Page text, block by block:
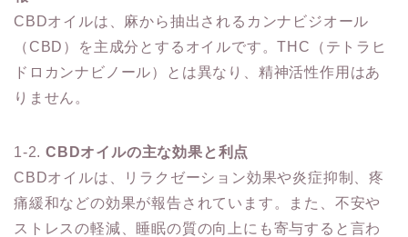
CBDオイルは、麻から抽出されるカンナビジオール
（CBD）を主成分とするオイルです。THC（テトラヒ
ドロカンナビノール）とは異なり、精神活性作用はあ
りません。
1-2. CBDオイルの主な効果と利点
CBDオイルは、リラクゼーション効果や炎症抑制、疼
痛緩和などの効果が報告されています。また、不安や
ストレスの軽減、睡眠の質の向上にも寄与すると言わ